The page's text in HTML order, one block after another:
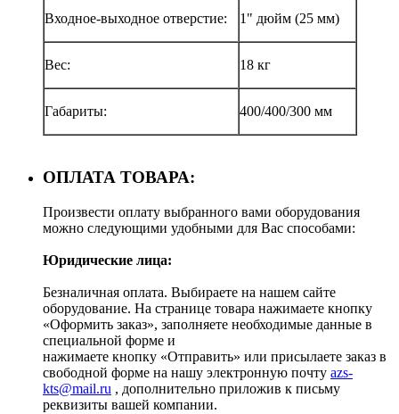
Входное-выходное отверстие: 1" дюйм (25 мм)
Вес: 18 кг
Габариты: 400/400/300 мм
ОПЛАТА ТОВАРА:
Произвести оплату выбранного вами оборудования
можно следующими удобными для Вас способами:
Юридические лица:
Безналичная оплата. Выбираете на нашем сайте
оборудование. На странице товара нажимаете кнопку
«Оформить заказ», заполняете необходимые данные в
специальной форме и
нажимаете кнопку «Отправить» или присылаете заказ в
свободной форме на нашу электронную почту azs-
kts@mail.ru , дополнительно приложив к письму
реквизиты вашей компании.